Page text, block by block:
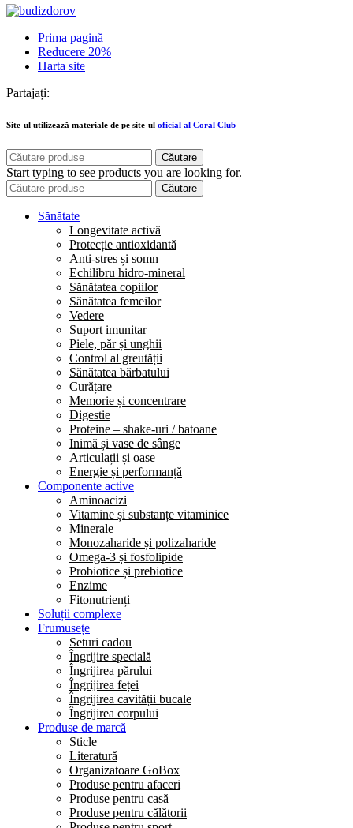
Prima pagină
Reducere 20%
Harta site
Partajați:
Site-ul utilizează materiale de pe site-ul oficial al Coral Club
Căutare
Start typing to see products you are looking for.
Căutare
Sănătate
Longevitate activă
Protecție antioxidantă
Anti-stres și somn
Echilibru hidro-mineral
Sănătatea copiilor
Sănătatea femeilor
Vedere
Suport imunitar
Piele, păr și unghii
Control al greutății
Sănătatea bărbatului
Curățare
Memorie și concentrare
Digestie
Proteine – shake-uri / batoane
Inimă și vase de sânge
Articulații și oase
Energie și performanță
Componente active
Aminoacizi
Vitamine și substanțe vitaminice
Minerale
Monozaharide și polizaharide
Omega-3 și fosfolipide
Probiotice și prebiotice
Enzime
Fitonutrienți
Soluții complexe
Frumusețe
Seturi cadou
Îngrijire specială
Îngrijirea părului
Îngrijirea feței
Îngrijirea cavității bucale
Îngrijirea corpului
Produse de marcă
Sticle
Literatură
Organizatoare GoBox
Produse pentru afaceri
Produse pentru casă
Produse pentru călătorii